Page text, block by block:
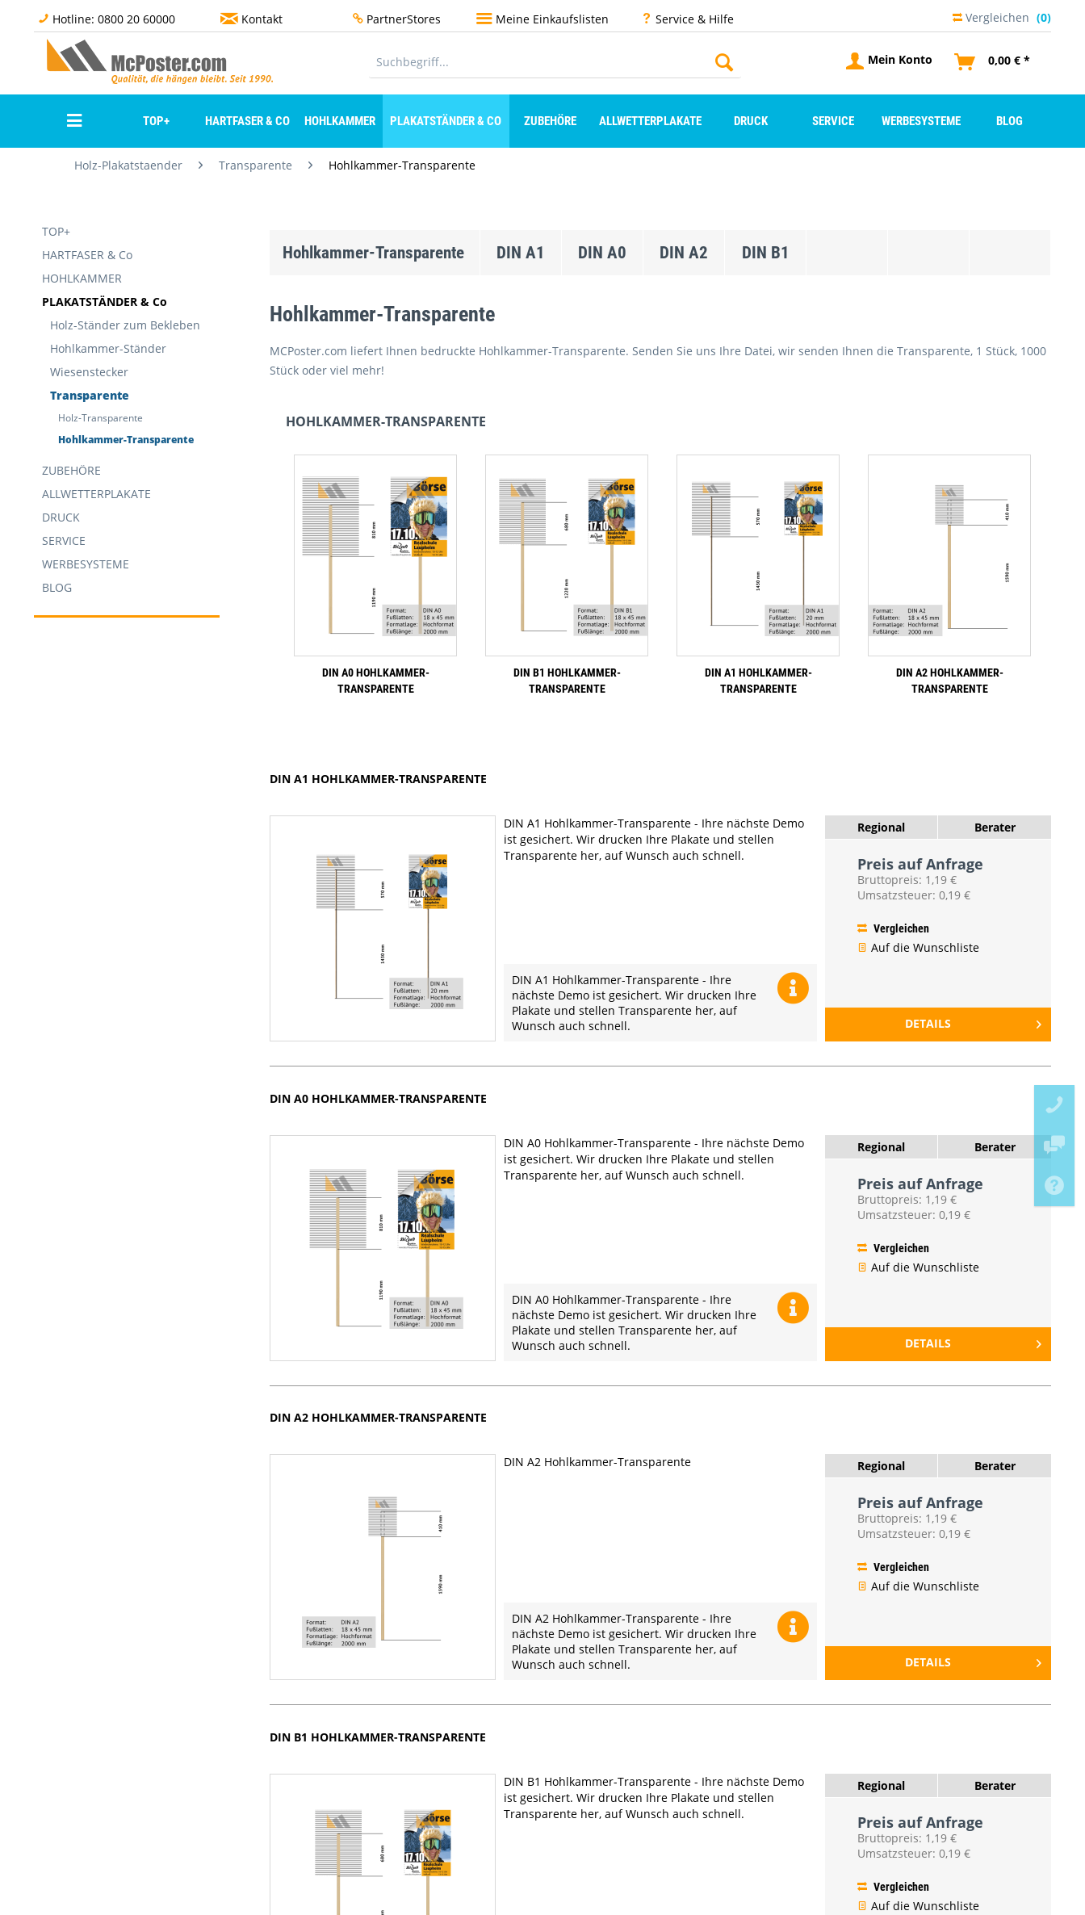
Hotline: 0800 20 60000 Kontakt PartnerStores Meine Einkaufslisten Service & Hilfe Vergleichen (0)
Mein Konto 0,00 € *
TOP+ HARTFASER & CO HOHLKAMMER PLAKATSTÄNDER & CO ZUBEHÖRE ALLWETTERPLAKATE DRUCK SERVICE WERBESYSTEME BLOG
Holz-Plakatstaender Transparente Hohlkammer-Transparente
TOP+
HARTFASER & Co
HOHLKAMMER
PLAKATSTÄNDER & Co
Holz-Ständer zum Bekleben
Hohlkammer-Ständer
Wiesenstecker
Transparente
Holz-Transparente
Hohlkammer-Transparente
ZUBEHÖRE
ALLWETTERPLAKATE
DRUCK
SERVICE
WERBESYSTEME
BLOG
Hohlkammer-Transparente DIN A1 DIN A0 DIN A2 DIN B1
Hohlkammer-Transparente
MCPoster.com liefert Ihnen bedruckte Hohlkammer-Transparente. Senden Sie uns Ihre Datei, wir senden Ihnen die Transparente, 1 Stück, 1000
Stück oder viel mehr!
HOHLKAMMER-TRANSPARENTE
DIN A0 HOHLKAMMER-
TRANSPARENTE
DIN B1 HOHLKAMMER-
TRANSPARENTE
DIN A1 HOHLKAMMER-
TRANSPARENTE
DIN A2 HOHLKAMMER-
TRANSPARENTE
DIN A1 HOHLKAMMER-TRANSPARENTE
DIN A1 Hohlkammer-Transparente - Ihre nächste Demo
ist gesichert. Wir drucken Ihre Plakate und stellen
Transparente her, auf Wunsch auch schnell.
DIN A1 Hohlkammer-Transparente - Ihre
nächste Demo ist gesichert. Wir drucken Ihre
Plakate und stellen Transparente her, auf
Wunsch auch schnell.
Regional Berater
Preis auf Anfrage
Bruttopreis: 1,19 €
Umsatzsteuer: 0,19 €
Vergleichen
Auf die Wunschliste
DETAILS
DIN A0 HOHLKAMMER-TRANSPARENTE
DIN A0 Hohlkammer-Transparente - Ihre nächste Demo
ist gesichert. Wir drucken Ihre Plakate und stellen
Transparente her, auf Wunsch auch schnell.
DIN A0 Hohlkammer-Transparente - Ihre
nächste Demo ist gesichert. Wir drucken Ihre
Plakate und stellen Transparente her, auf
Wunsch auch schnell.
Regional Berater
Preis auf Anfrage
Bruttopreis: 1,19 €
Umsatzsteuer: 0,19 €
Vergleichen
Auf die Wunschliste
DETAILS
DIN A2 HOHLKAMMER-TRANSPARENTE
DIN A2 Hohlkammer-Transparente
DIN A2 Hohlkammer-Transparente - Ihre
nächste Demo ist gesichert. Wir drucken Ihre
Plakate und stellen Transparente her, auf
Wunsch auch schnell.
Regional Berater
Preis auf Anfrage
Bruttopreis: 1,19 €
Umsatzsteuer: 0,19 €
Vergleichen
Auf die Wunschliste
DETAILS
DIN B1 HOHLKAMMER-TRANSPARENTE
DIN B1 Hohlkammer-Transparente - Ihre nächste Demo
ist gesichert. Wir drucken Ihre Plakate und stellen
Transparente her, auf Wunsch auch schnell.
Regional Berater
Preis auf Anfrage
Bruttopreis: 1,19 €
Umsatzsteuer: 0,19 €
Vergleichen
Auf die Wunschliste